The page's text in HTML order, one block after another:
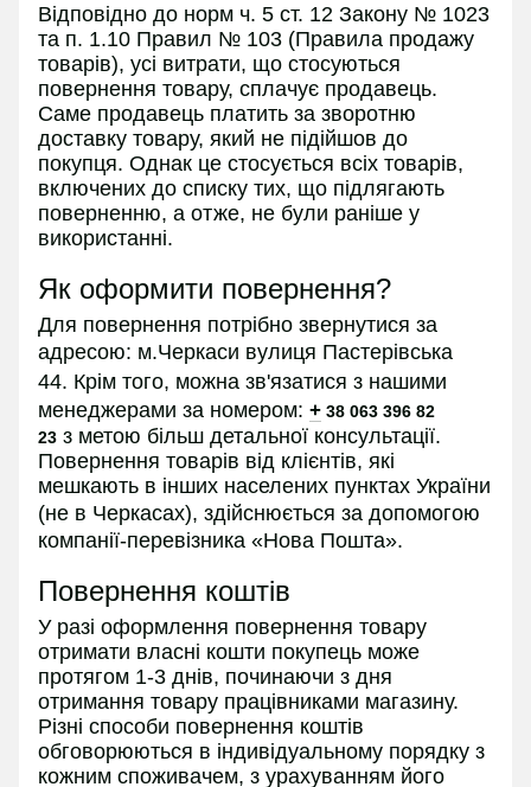
Відповідно до норм ч. 5 ст. 12 Закону № 1023
та п. 1.10 Правил № 103 (Правила продажу
товарів), усі витрати, що стосуються
повернення товару, сплачує продавець.
Саме продавець платить за зворотню
доставку товару, який не підійшов до
покупця. Однак це стосується всіх товарів,
включених до списку тих, що підлягають
поверненню, а отже, не були раніше у
використанні.
Як оформити повернення?
Для повернення потрібно звернутися за
адресою: м.Черкаси вулиця Пастерівська
44. Крім того, можна зв'язатися з нашими
менеджерами за номером: + 38 063 396 82
23 з метою більш детальної консультації.
Повернення товарів від клієнтів, які
мешкають в інших населених пунктах України
(не в Черкасах), здійснюється за допомогою
компанії-перевізника «Нова Пошта».
Повернення коштів
У разі оформлення повернення товару
отримати власні кошти покупець може
протягом 1-3 днів, починаючи з дня
отримання товару працівниками магазину.
Різні способи повернення коштів
обговорюються в індивідуальному порядку з
кожним споживачем, з урахуванням його